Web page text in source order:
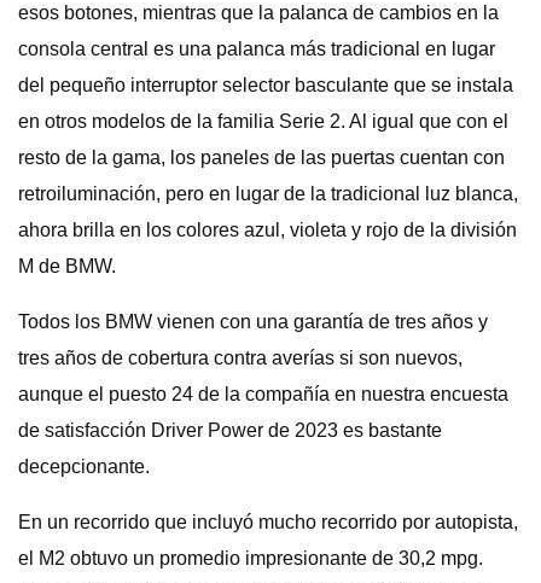
esos botones, mientras que la palanca de cambios en la
consola central es una palanca más tradicional en lugar
del pequeño interruptor selector basculante que se instala
en otros modelos de la familia Serie 2. Al igual que con el
resto de la gama, los paneles de las puertas cuentan con
retroiluminación, pero en lugar de la tradicional luz blanca,
ahora brilla en los colores azul, violeta y rojo de la división
M de BMW.
Todos los BMW vienen con una garantía de tres años y
tres años de cobertura contra averías si son nuevos,
aunque el puesto 24 de la compañía en nuestra encuesta
de satisfacción Driver Power de 2023 es bastante
decepcionante.
En un recorrido que incluyó mucho recorrido por autopista,
el M2 obtuvo un promedio impresionante de 30,2 mpg.